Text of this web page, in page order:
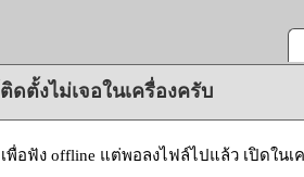
ดตั้งไม่เจอในเครื่องครับ
เพื่อฟัง offline แต่พอลงไฟล์ไปแล้ว เปิดใน